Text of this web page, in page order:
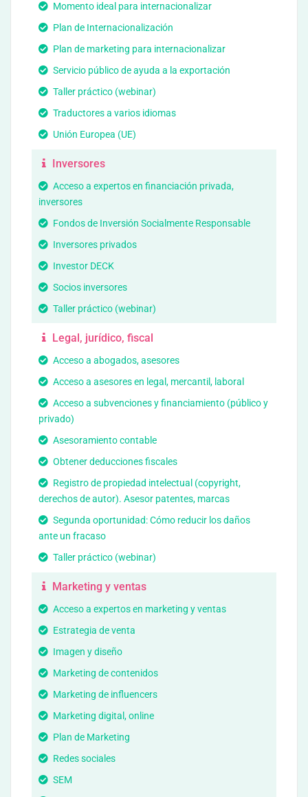
Momento ideal para internacionalizar
Plan de Internacionalización
Plan de marketing para internacionalizar
Servicio público de ayuda a la exportación
Taller práctico (webinar)
Traductores a varios idiomas
Unión Europea (UE)
Inversores
Acceso a expertos en financiación privada,
inversores
Fondos de Inversión Socialmente Responsable
Inversores privados
Investor DECK
Socios inversores
Taller práctico (webinar)
Legal, jurídico, fiscal
Acceso a abogados, asesores
Acceso a asesores en legal, mercantil, laboral
Acceso a subvenciones y financiamiento (público y
privado)
Asesoramiento contable
Obtener deducciones fiscales
Registro de propiedad intelectual (copyright,
derechos de autor). Asesor patentes, marcas
Segunda oportunidad: Cómo reducir los daños
ante un fracaso
Taller práctico (webinar)
Marketing y ventas
Acceso a expertos en marketing y ventas
Estrategia de venta
Imagen y diseño
Marketing de contenidos
Marketing de influencers
Marketing digital, online
Plan de Marketing
Redes sociales
SEM